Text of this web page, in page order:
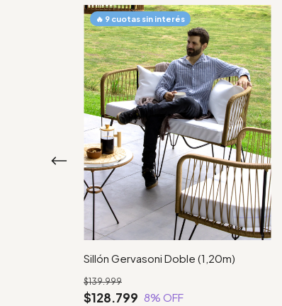
Sillón Gervasoni Doble (1,20m)
$128.799
$139.999
8% OFF